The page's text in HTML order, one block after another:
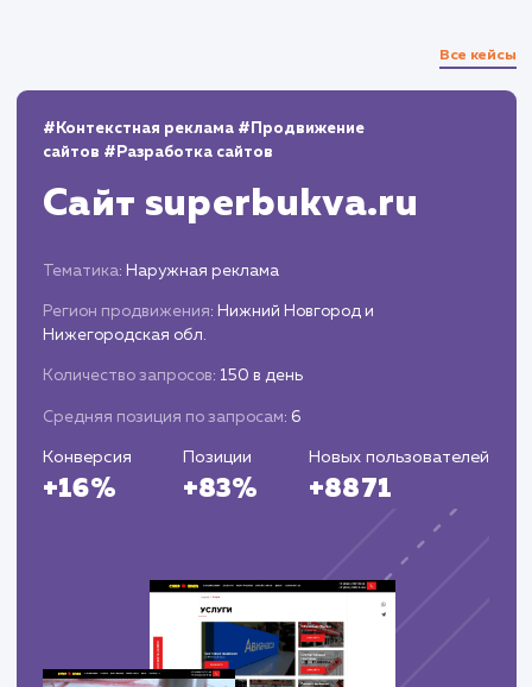
на четко спланированных этапах работы, включая
прототипирование, дизайн и верстку, мы смогли
достичь ключевых показателей успеха. Заявки с
стали приходить в телеграм, упростив процесс
обработки обращений. В целом, рост конверсии
новом сайте составил 15%, а общий уровень
показатели подтверждают, что вложения в
сайт оказались обоснованными и эффективными,
способствуя дальнейшему развитию и росту
компании.
Вас могут
заинтересовать